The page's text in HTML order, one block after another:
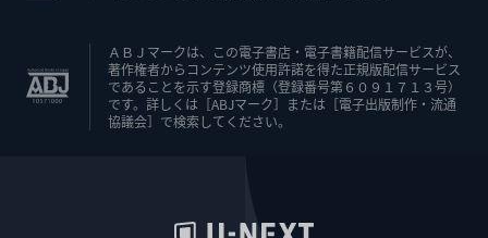
ＡＢＪマークは、この電子書店・電子書籍配信サービスが、
著作権者からコンテンツ使用許諾を得た正規版配信サービス
であることを示す登録商標（登録番号第６０９１７１３号）
です。詳しくは［ABJマーク］または［電子出版制作・流通
協議会］で検索してください。